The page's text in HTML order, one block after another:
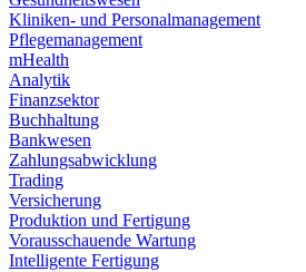
Kliniken- und Personalmanagement
Pflegemanagement
mHealth
Analytik
Finanzsektor
Buchhaltung
Bankwesen
Zahlungsabwicklung
Trading
Versicherung
Produktion und Fertigung
Vorausschauende Wartung
Intelligente Fertigung